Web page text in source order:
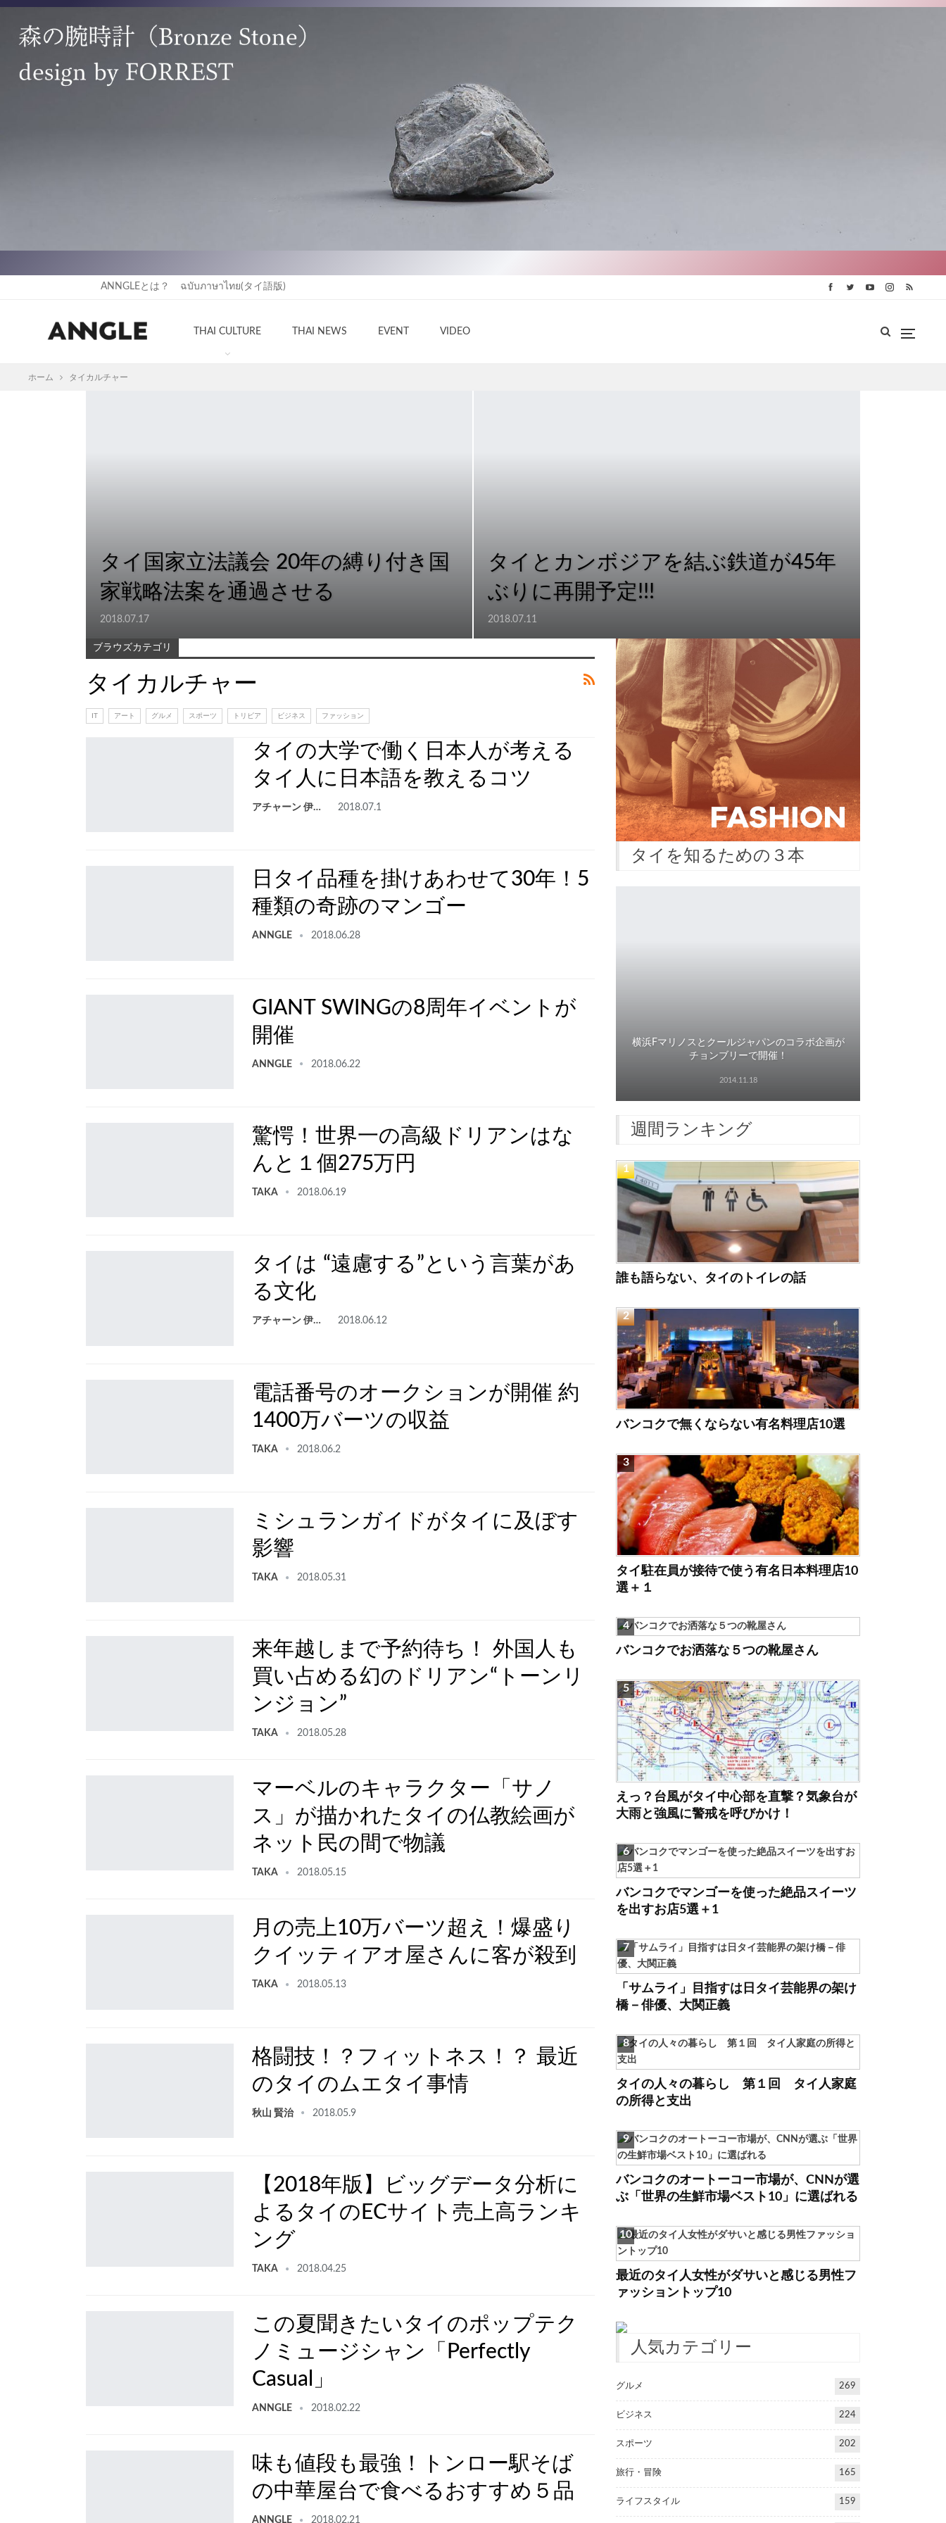
ANNGLEとは？ ฉบับภาษาไทย(タイ語版)
THAI CULTURE THAI NEWS EVENT VIDEO
ホーム タイカルチャー
タイ国家立法議会 20年の縛り付き国
家戦略法案を通過させる
2018.07.17
タイとカンボジアを結ぶ鉄道が45年
ぶりに再開予定!!!
2018.07.11
ブラウズカテゴリ
タイカルチャー
IT アート グルメ スポーツ トリビア ビジネス ファッション
タイの大学で働く日本人が考える
タイ人に日本語を教えるコツ
アチャーン 伊藤 2018.07.1
日タイ品種を掛けあわせて30年！5
種類の奇跡のマンゴー
ANNGLE 2018.06.28
GIANT SWINGの8周年イベントが
開催
ANNGLE 2018.06.22
驚愕！世界一の高級ドリアンはな
んと１個275万円
TAKA 2018.06.19
タイは “遠慮する”という言葉があ
る文化
アチャーン 伊藤 2018.06.12
電話番号のオークションが開催 約
1400万バーツの収益
TAKA 2018.06.2
ミシュランガイドがタイに及ぼす
影響
TAKA 2018.05.31
来年越しまで予約待ち！ 外国人も
買い占める幻のドリアン“トーンリ
ンジョン”
TAKA 2018.05.28
マーベルのキャラクター「サノ
ス」が描かれたタイの仏教絵画が
ネット民の間で物議
TAKA 2018.05.15
月の売上10万バーツ超え！爆盛り
クイッティアオ屋さんに客が殺到
TAKA 2018.05.13
格闘技！？フィットネス！？ 最近
のタイのムエタイ事情
秋山 賢治 2018.05.9
【2018年版】ビッグデータ分析に
よるタイのECサイト売上高ランキ
ング
TAKA 2018.04.25
この夏聞きたいタイのポップテク
ノミュージシャン「Perfectly
Casual」
ANNGLE 2018.02.22
味も値段も最強！トンロー駅そば
の中華屋台で食べるおすすめ５品
ANNGLE 2018.02.21
タイを知るための３本
横浜Fマリノスとクールジャパンのコラボ企画が
チョンブリーで開催！
2014.11.18
週間ランキング
誰も語らない、タイのトイレの話
バンコクで無くならない有名料理店10選
タイ駐在員が接待で使う有名日本料理店10
選＋１
バンコクでお洒落な５つの靴屋さん
えっ？台風がタイ中心部を直撃？気象台が
大雨と強風に警戒を呼びかけ！
バンコクでマンゴーを使った絶品スイーツ
を出すお店5選＋1
「サムライ」目指すは日タイ芸能界の架け
橋－俳優、大関正義
タイの人々の暮らし 第１回 タイ人家庭
の所得と支出
バンコクのオートーコー市場が、CNNが選
ぶ「世界の生鮮市場ベスト10」に選ばれる
最近のタイ人女性がダサいと感じる男性フ
ァッショントップ10
人気カテゴリー
グルメ 269
ビジネス 224
スポーツ 202
旅行・冒険 165
ライフスタイル 159